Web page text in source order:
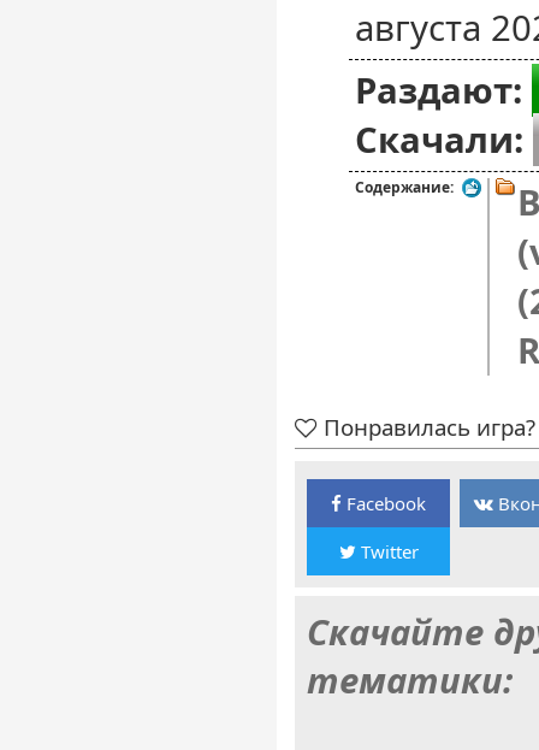
августа
Раздают:
Скачали:
Содержание:
Понравилась
Facebook
Twitter
Скачайте
тематики: